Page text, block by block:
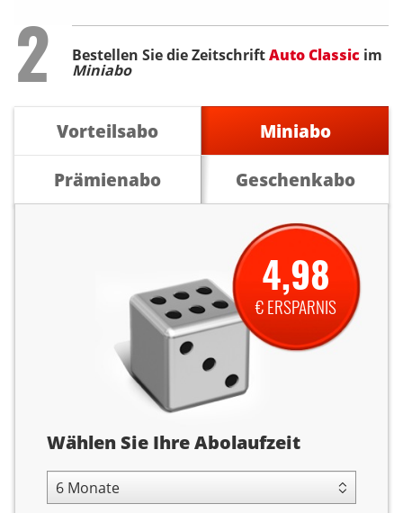
Step
2 Bestellen Sie die ZeitschriftAuto Classic im
Miniabo
Vorteilsabo
Miniabo
Prämienabo
Geschenkabo
Abolaufzeit
Wählen Sie Ihre Abolaufzeit
4,98
€ ERSPARNIS